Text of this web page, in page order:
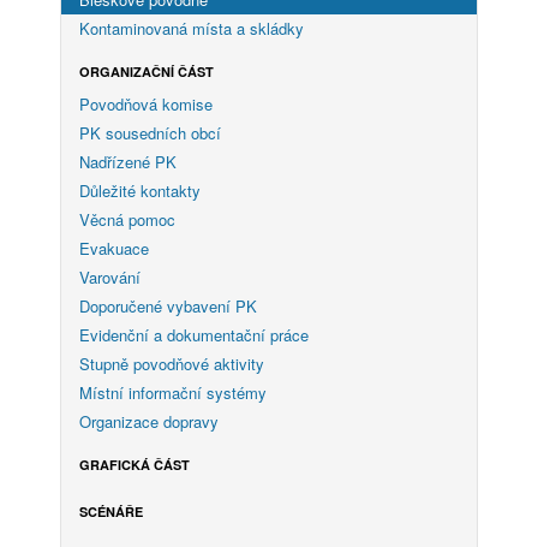
Kontaminovaná místa a skládky
ORGANIZAČNÍ ČÁST
Povodňová komise
PK sousedních obcí
Nadřízené PK
Důležité kontakty
Věcná pomoc
Evakuace
Varování
Doporučené vybavení PK
Evidenční a dokumentační práce
Stupně povodňové aktivity
Místní informační systémy
Organizace dopravy
GRAFICKÁ ČÁST
SCÉNÁŘE